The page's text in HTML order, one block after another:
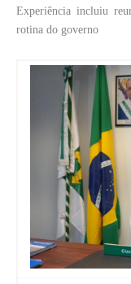
Experiência incluiu
rotina do governo